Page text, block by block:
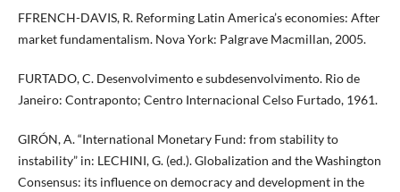
FFRENCH-DAVIS, R. Reforming Latin America’s economies: After
market fundamentalism. Nova York: Palgrave Macmillan, 2005.
FURTADO, C. Desenvolvimento e subdesenvolvimento. Rio de
Janeiro: Contraponto; Centro Internacional Celso Furtado, 1961.
GIRÓN, A. “International Monetary Fund: from stability to
instability” in: LECHINI, G. (ed.). Globalization and the Washington
Consensus: its influence on democracy and development in the